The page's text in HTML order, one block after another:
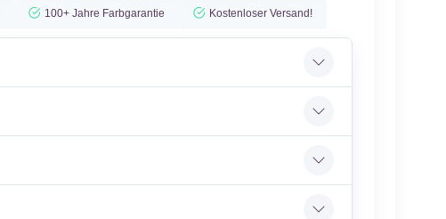
100+ Jahre Farbgarantie Kostenloser Versand!